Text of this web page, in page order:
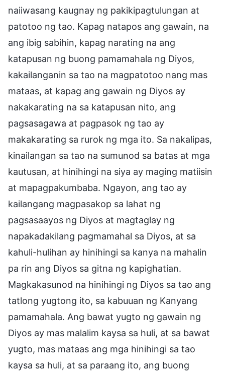
naiiwasang kaugnay ng pakikipagtulungan at
patotoo ng tao. Kapag natapos ang gawain, na
ang ibig sabihin, kapag narating na ang
katapusan ng buong pamamahala ng Diyos,
kakailanganin sa tao na magpatotoo nang mas
mataas, at kapag ang gawain ng Diyos ay
nakakarating na sa katapusan nito, ang
pagsasagawa at pagpasok ng tao ay
makakarating sa rurok ng mga ito. Sa nakalipas,
kinailangan sa tao na sumunod sa batas at mga
kautusan, at hinihingi na siya ay maging matiisin
at mapagpakumbaba. Ngayon, ang tao ay
kailangang magpasakop sa lahat ng
pagsasaayos ng Diyos at magtaglay ng
napakadakilang pagmamahal sa Diyos, at sa
kahuli-hulihan ay hinihingi sa kanya na mahalin
pa rin ang Diyos sa gitna ng kapighatian.
Magkakasunod na hinihingi ng Diyos sa tao ang
tatlong yugtong ito, sa kabuuan ng Kanyang
pamamahala. Ang bawat yugto ng gawain ng
Diyos ay mas malalim kaysa sa huli, at sa bawat
yugto, mas mataas ang mga hinihingi sa tao
kaysa sa huli, at sa paraang ito, ang buong